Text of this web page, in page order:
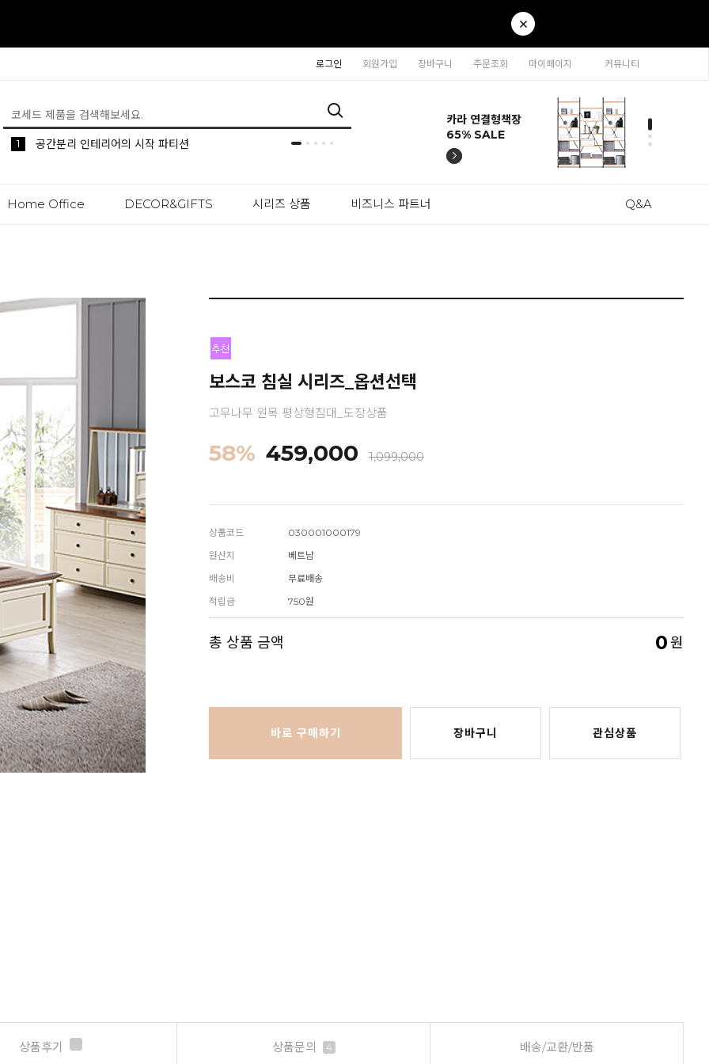
로그인 회원가입 장바구니 주문조회 마이페이지 커뮤니티
5 생활 속 편리한 이동식 사이드 테이블 시리즈
1 공간분리 인테리어의 시작 파티션
2 나만의 높이를 맞춰주는 모션데스크
티나 인테리어의자
57% SALE
카라 연결형책장
65% SALE
이동형 높이조절
테이블 47% SALE
티나 인테리어의자
57% SALE
카라 연결형책장
65% SALE
Home Office DECOR&GIFTS 시리즈 상품 비즈니스 파트너 Q&A
보스코 침실 시리즈_옵션선택
고무나무 원목 평상형침대_도장상품
58% 459,000 1,099,000
상품코드
030001000179
원산지
베트남
배송비
무료배송
적립금
750원
총 상품 금액 0원
바로 구매하기 장바구니 관심상품
상품후기 상품문의 4 배송/교환/반품